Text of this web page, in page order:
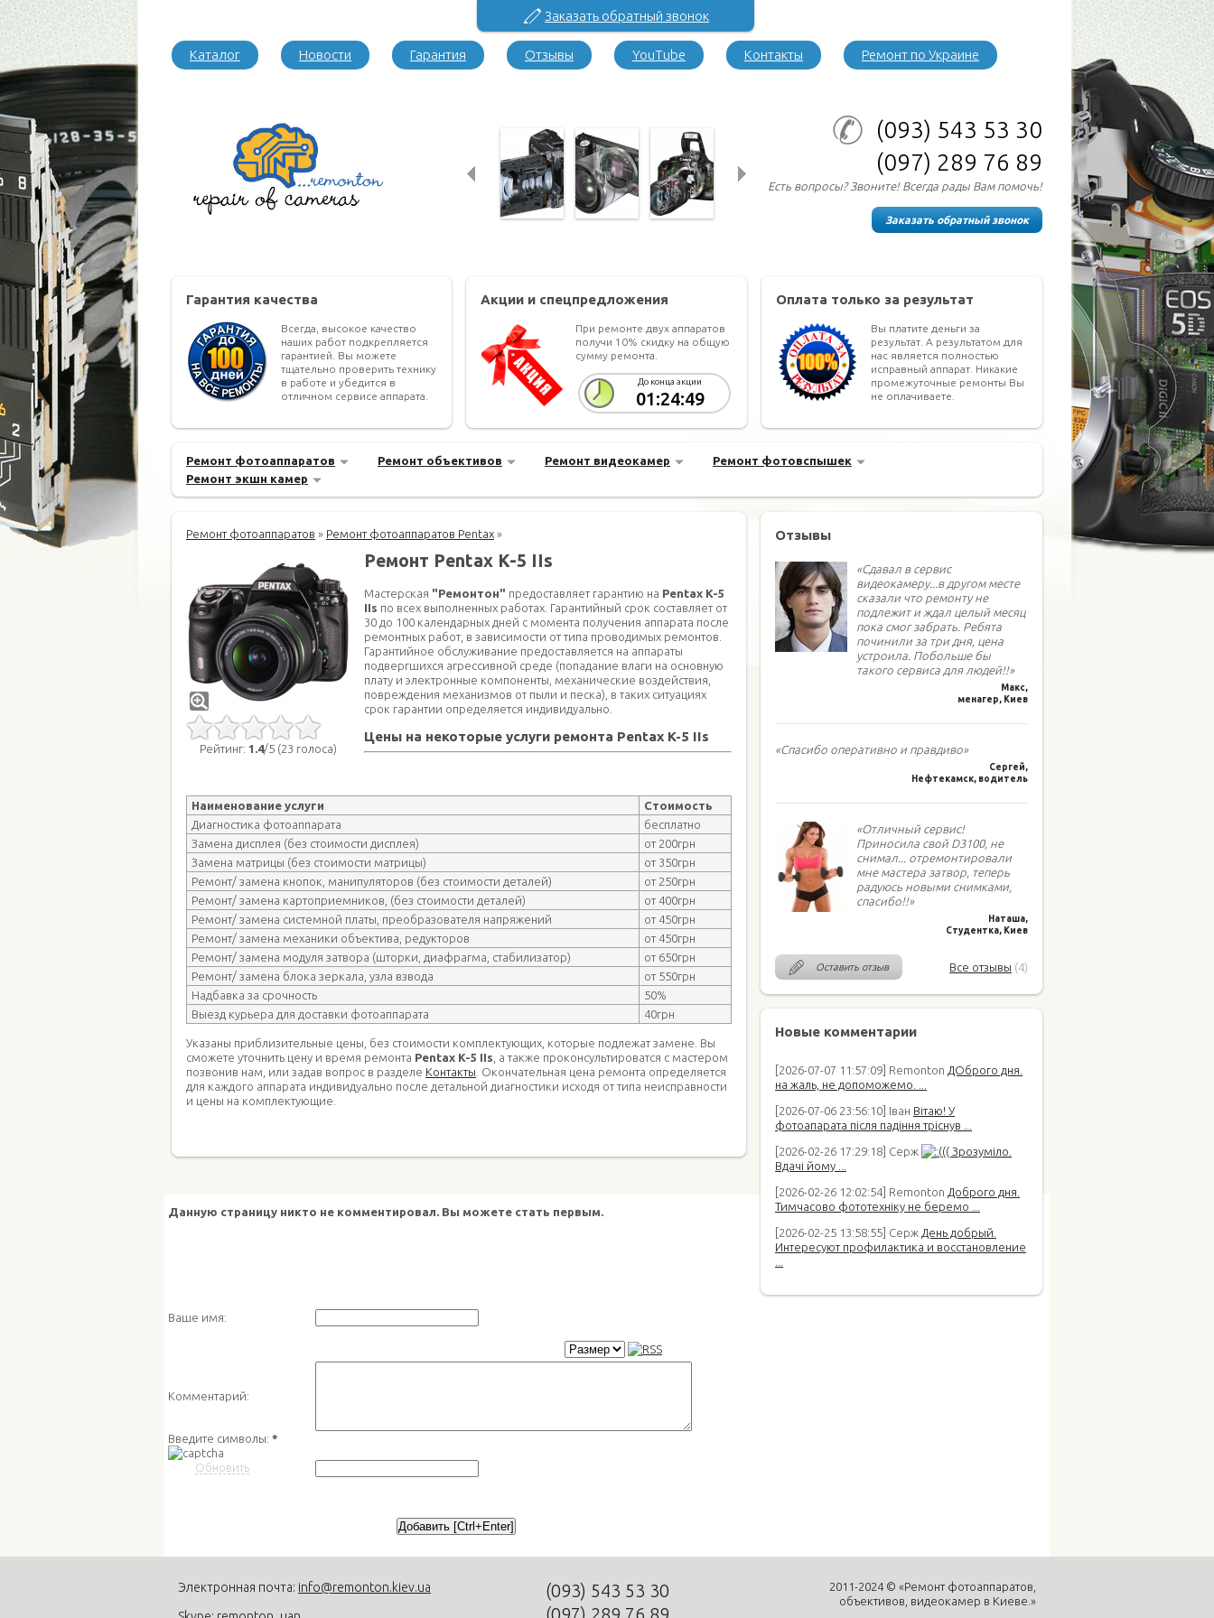
Каталог Новости Гарантия Отзывы YouTube Контакты Ремонт по Украине
(093) 543 53 30
(097) 289 76 89
Есть вопросы? Звоните! Всегда рады Вам помочь!
Заказать обратный звонок
Гарантия качества
Всегда, высокое качество
наших работ подкрепляется
гарантией. Вы можете
тщательно проверить технику
в работе и убедится в
отличном сервисе аппарата.
Акции и спецпредложения
При ремонте двух аппаратов
получи 10% скидку на общую
сумму ремонта.
До конца акции
01:24:49
Оплата только за результат
Вы платите деньги за
результат. А результатом для
нас является полностью
исправный аппарат. Никакие
промежуточные ремонты Вы
не оплачиваете.
Ремонт фотоаппаратов Ремонт объективов Ремонт видеокамер
Ремонт фотовспышек
Ремонт экшн камер
Отзывы
«Сдавал в сервис
видеокамеру...в другом месте
сказали что ремонту не
подлежит и ждал целый месяц
пока смог забрать. Ребята
починили за три дня, цена
устроила. Побольше бы
такого сервиса для людей!!»
Макс,
менагер, Киев
«Спасибо оперативно и правдиво»
Сергей,
Нефтекамск, водитель
«Отличный сервис!
Приносила свой D3100, не
снимал... отремонтировали
мне мастера затвор, теперь
радуюсь новыми снимками,
спасибо!!»
Наташа,
Студентка, Киев
Оставить отзыв Все отзывы (4)
Новые комментарии
[2026-07-07 11:57:09] Remonton ДОброго дня.
на жаль, не допоможемо. ...
[2026-07-06 23:56:10] Іван Вітаю! У
фотоапарата після падіння тріснув ...
[2026-02-26 17:29:18] Серж
(( Зрозуміло.
Вдачі йому ...
[2026-02-26 12:02:54] Remonton Доброго дня.
Тимчасово фототехніку не беремо ...
[2026-02-25 13:58:55] Серж День добрый.
Интересуют профилактика и восстановление
Ремонт фотоаппаратов » Ремонт фотоаппаратов Pentax »
Рейтинг: 1.4/5 (23 голоса)
Ремонт Pentax K-5 IIs
Мастерская "Ремонтон" предоставляет гарантию на Pentax K-5
IIs по всех выполненных работах. Гарантийный срок составляет от
30 до 100 календарных дней с момента получения аппарата после
ремонтных работ, в зависимости от типа проводимых ремонтов.
Гарантийное обслуживание предоставляется на аппараты
подвергшихся агрессивной среде (попадание влаги на основную
плату и электронные компоненты, механические воздействия,
повреждения механизмов от пыли и песка), в таких ситуациях
срок гарантии определяется индивидуально.
Цены на некоторые услуги ремонта Pentax K-5 IIs
Наименование услуги
Стоимость
Диагностика фотоаппарата
бесплатно
Замена дисплея (без стоимости дисплея)
от 200грн
Замена матрицы (без стоимости матрицы)
от 350грн
Ремонт/ замена кнопок, манипуляторов (без стоимости деталей)
от 250грн
Ремонт/ замена картоприемников, (без стоимости деталей)
от 400грн
Ремонт/ замена системной платы, преобразователя напряжений
от 450грн
Ремонт/ замена механики объектива, редукторов
от 450грн
Ремонт/ замена модуля затвора (шторки, диафрагма, стабилизатор)
от 650грн
Ремонт/ замена блока зеркала, узла взвода
от 550грн
Надбавка за срочность
50%
Выезд курьера для доставки фотоаппарата
40грн
Указаны приблизительные цены, без стоимости комплектующих, которые подлежат замене. Вы
сможете уточнить цену и время ремонта Pentax K-5 IIs , а также проконсультироватся с мастером
позвонив нам, или задав вопрос в разделе Контакты . Окончательная цена ремонта определяется
для каждого аппарата индивидуально после детальной диагностики исходя от типа неисправности
и цены на комплектующие.
Данную страницу никто не комментировал. Вы можете стать первым.
Ваше имя:
Комментарий:
Введите символы: *
Обновить
Электронная почта: info@remonton.kiev.ua
2011-2024 © «Ремонт фотоаппаратов,
объективов, видеокамер в Киеве.»
(093) 543 53 30
Заказать обратный звонок